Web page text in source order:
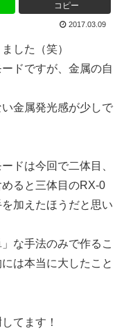
コピー
2017.03.09
した（笑）
ドですが、金属の自
金属発光感が少しで
ドは今回で二体目、
ると三体目のRX-0
加えたほうだと思い
な手法のみで作るこ
は本当に大したこと
てます！